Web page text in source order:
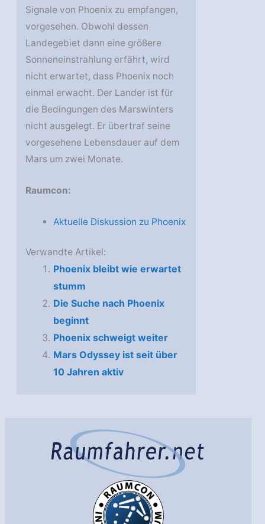
Signale von Phoenix zu empfangen,
vorgesehen. Obwohl dessen
Landegebiet dann eine größere
Sonneneinstrahlung erfährt, wird
nicht erwartet, dass Phoenix noch
einmal erwacht. Der Lander ist für
die Bedingungen des Marswinters
nicht ausgelegt. Er übertraf seine
vorgesehene Lebensdauer auf dem
Mars um zwei Monate.
Raumcon:
Aktuelle Diskussion zu Phoenix
Verwandte Artikel:
Phoenix bleibt wie erwartet
stumm
Die Suche nach Phoenix
beginnt
Phoenix schweigt weiter
Mars Odyssey ist seit über
10 Jahren aktiv